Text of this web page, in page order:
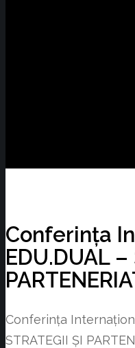
Conferința
EDU.DUAL –
Conferința
STRATEGII ȘI